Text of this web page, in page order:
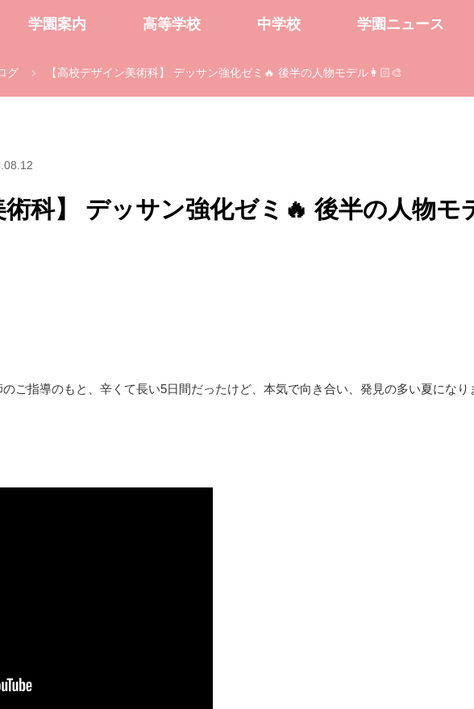
学園案内 高等学校 中学校 学園ニュース
グ 【高校デザイン美術科】 デッサン強化ゼミ🔥 後半の人物モデル👩🏻‍🎨
術科】 デッサン強化ゼミ🔥 後半の人物モ
ご指導のもと、辛くて長い5日間だったけど、本気で向き合い、発見の多い夏になり